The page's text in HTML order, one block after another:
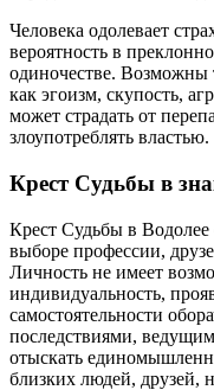
Человека одолевает
вероятность в
одиночестве. Возможны
как эгоизм, скупость,
может страдать от
злоупотреблять властью.
Крест Судьбы в
Крест Судьбы в Водолее
выборе профессии,
Личность не имеет
индивидуальность,
самостоятельности
последствиями,
отыскать
близких людей, друзей,